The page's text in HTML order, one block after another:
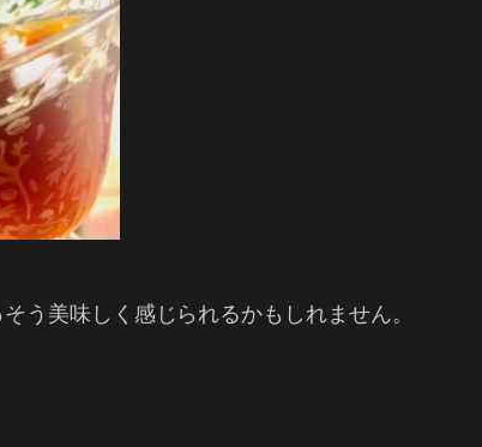
う美味しく感じられるかもしれません。